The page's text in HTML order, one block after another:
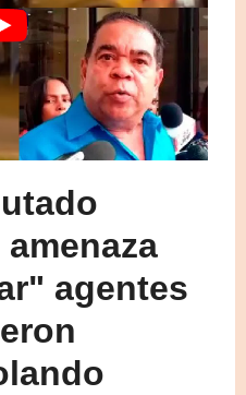
agentes